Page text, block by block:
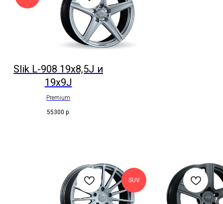
Slik L-908 19x8,5J и
19x9J
Premium
55300 р.
SUV